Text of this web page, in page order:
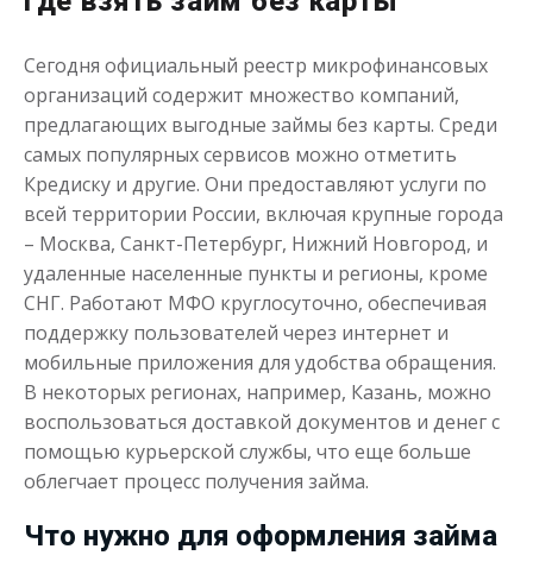
Сегодня официальный реестр микрофинансовых
организаций содержит множество компаний,
предлагающих выгодные займы без карты. Среди
самых популярных сервисов можно отметить
Кредиску и другие. Они предоставляют услуги по
всей территории России, включая крупные города
– Москва, Санкт-Петербург, Нижний Новгород, и
удаленные населенные пункты и регионы, кроме
СНГ. Работают МФО круглосуточно, обеспечивая
поддержку пользователей через интернет и
мобильные приложения для удобства обращения.
В некоторых регионах, например, Казань, можно
воспользоваться доставкой документов и денег с
помощью курьерской службы, что еще больше
облегчает процесс получения займа.
Что нужно для оформления займа